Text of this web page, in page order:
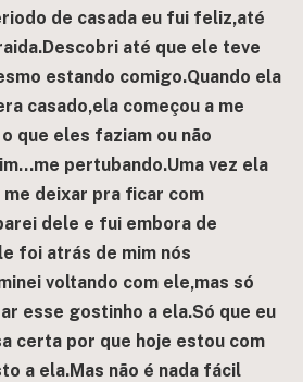
de casada eu fui feliz,até
até que ele teve
estando comigo.Quando ela
casado,ela começou a me
que eles faziam ou não
pertubando.Uma vez ela
deixar pra ficar com
dele e fui embora de
foi atrás de mim nós
voltando com ele,mas só
esse gostinho a ela.Só que eu
certa por que hoje estou com
a ela.Mas não é nada fácil